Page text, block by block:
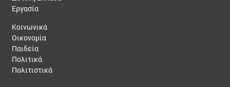
Εργασία
Κοινωνικά
Οικονομία
Παιδεία
Πολιτικά
Πολιτιστικά